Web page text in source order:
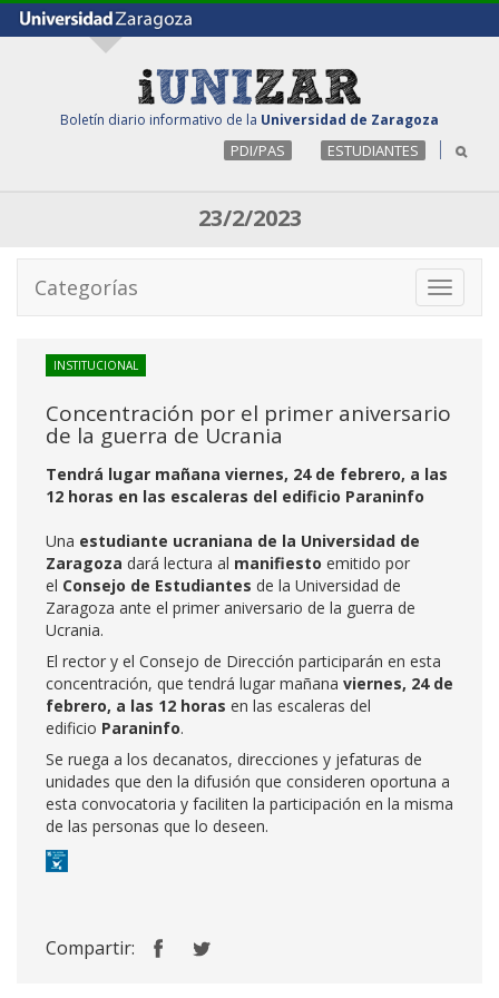
Boletín diario informativo de la Universidad de Zaragoza
PDI/PAS ESTUDIANTES
23/2/2023
Toggle
Categorías
INSTITUCIONAL
Concentración por el primer aniversario
de la guerra de Ucrania
Tendrá lugar mañana viernes, 24 de febrero, a las
12 horas en las escaleras del edificio Paraninfo
Una estudiante ucraniana de la Universidad de
Zaragoza dará lectura al manifiesto emitido por
el Consejo de Estudiantes de la Universidad de
Zaragoza ante el primer aniversario de la guerra de
Ucrania.
El rector y el Consejo de Dirección participarán en esta
concentración, que tendrá lugar mañana viernes, 24 de
febrero, a las 12 horas en las escaleras del
edificio Paraninfo.
Se ruega a los decanatos, direcciones y jefaturas de
unidades que den la difusión que consideren oportuna a
esta convocatoria y faciliten la participación en la misma
de las personas que lo deseen.
Compartir: